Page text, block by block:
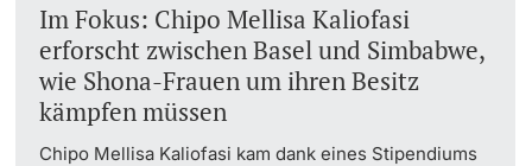
Im Fokus: Chipo Mellisa Kaliofasi
erforscht zwischen Basel und Simbabwe,
wie Shona-Frauen um ihren Besitz
kämpfen müssen
Chipo Mellisa Kaliofasi kam dank eines Stipendiums